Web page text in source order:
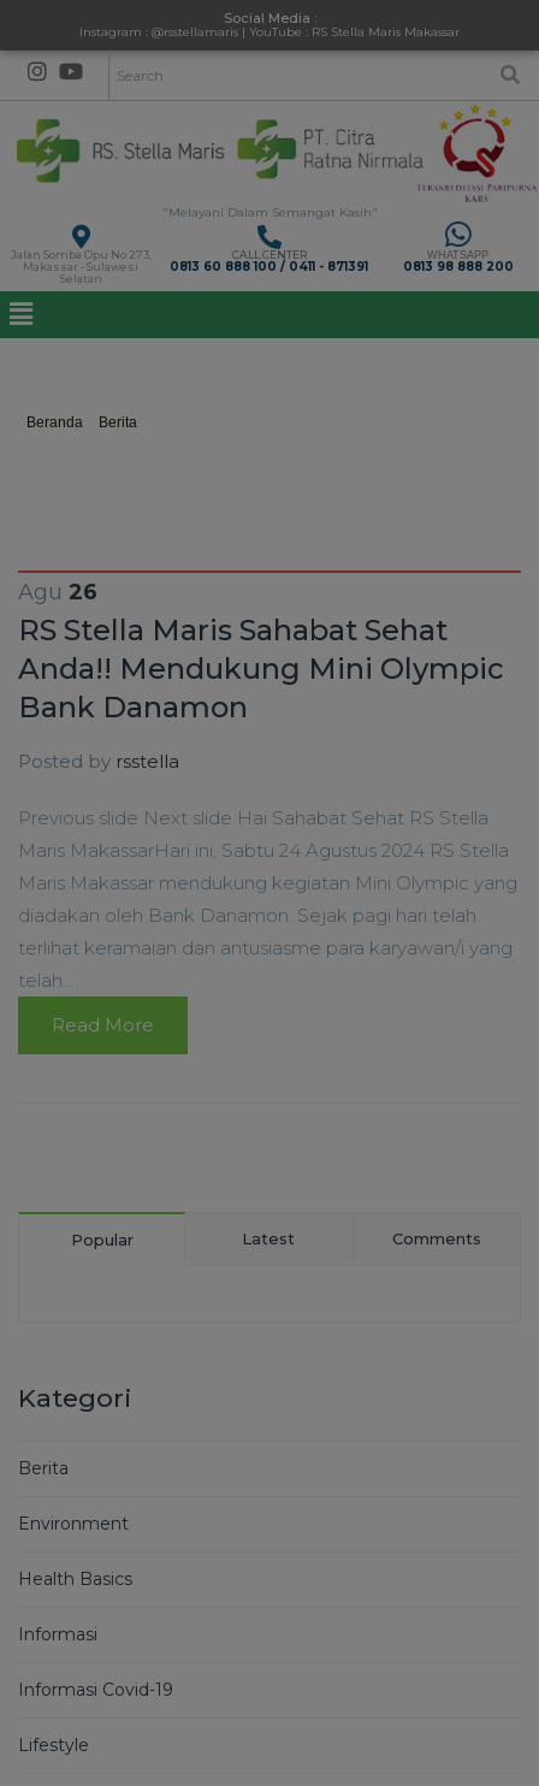
Social Media :
Instagram : @rsstellamaris | YouTube : RS Stella Maris Makassar
"Melayani Dalam Semangat Kasih"
Jalan Somba Opu No 273,
Makassar - Sulawesi
Selatan
CALL CENTER
0813 60 888 100 / 0411 - 871391
WHATSAPP
0813 98 888 200
Beranda Berita
Agu 26
RS Stella Maris Sahabat Sehat
Anda!! Mendukung Mini Olympic
Bank Danamon
Posted by rsstella
Previous slide Next slide Hai Sahabat Sehat RS Stella
Maris MakassarHari ini, Sabtu 24 Agustus 2024 RS Stella
Maris Makassar mendukung kegiatan Mini Olympic yang
diadakan oleh Bank Danamon. Sejak pagi hari telah
terlihat keramaian dan antusiasme para karyawan/i yang
telah...
Read More
Popular Latest Comments
Kategori
Berita
Environment
Health Basics
Informasi
Informasi Covid-19
Lifestyle